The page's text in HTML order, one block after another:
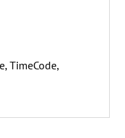
TimeCode,